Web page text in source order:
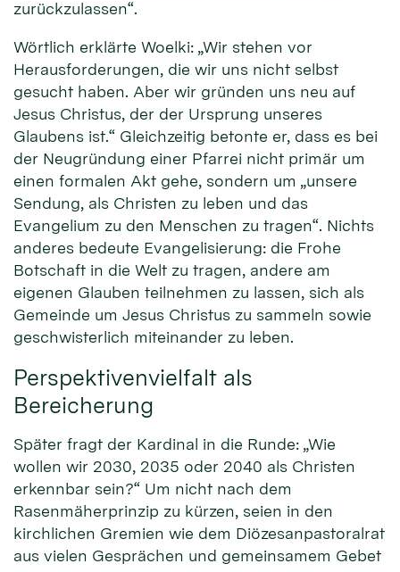
zurückzulassen“.
Wörtlich erklärte Woelki: „Wir stehen vor
Herausforderungen, die wir uns nicht selbst
gesucht haben. Aber wir gründen uns neu auf
Jesus Christus, der der Ursprung unseres
Glaubens ist.“ Gleichzeitig betonte er, dass es bei
der Neugründung einer Pfarrei nicht primär um
einen formalen Akt gehe, sondern um „unsere
Sendung, als Christen zu leben und das
Evangelium zu den Menschen zu tragen“. Nichts
anderes bedeute Evangelisierung: die Frohe
Botschaft in die Welt zu tragen, andere am
eigenen Glauben teilnehmen zu lassen, sich als
Gemeinde um Jesus Christus zu sammeln sowie
geschwisterlich miteinander zu leben.
Perspektivenvielfalt als
Bereicherung
Später fragt der Kardinal in die Runde: „Wie
wollen wir 2030, 2035 oder 2040 als Christen
erkennbar sein?“ Um nicht nach dem
Rasenmäherprinzip zu kürzen, seien in den
kirchlichen Gremien wie dem Diözesanpastoralrat
aus vielen Gesprächen und gemeinsamem Gebet